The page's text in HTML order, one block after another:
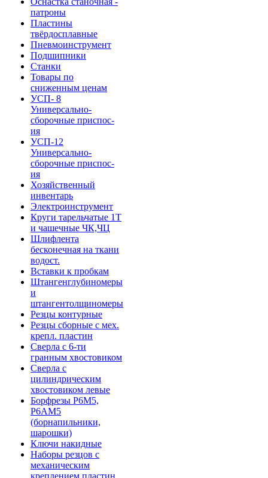
патроны
Пластины
твёрдосплавные
Пневмоинструмент
Подшипники
Станки
Товары по
сниженным ценам
УСП- 8
Универсально-
сборочные приспос-
ия
УСП-12
Универсально-
сборочные приспос-
ия
Хозяйственный
инвентарь
Электроинструмент
Круги тарельчатые 1Т
и чашечные ЧК,ЧЦ
Шлифлента
бесконечная на ткани
водост.
Вставки к пробкам
Штангенглубиномеры
и
штангентолщиномеры
Резцы контурные
Резцы сборные с мех.
крепл. пластин
Сверла с 6-ти
гранным хвостовиком
Сверла с
цилиндрическим
хвостовиком левые
Борфрезы Р6М5,
Р6АМ5
(борнапильники,
шарошки)
Ключи накидные
Наборы резцов с
механическим
креплением пластин